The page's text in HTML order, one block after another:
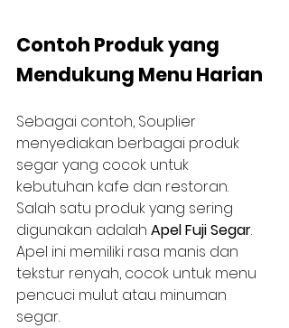
Contoh Produk yang
Mendukung Menu Harian
Sebagai contoh, Souplier
menyediakan berbagai produk
segar yang cocok untuk
kebutuhan kafe dan restoran.
Salah satu produk yang sering
digunakan adalah Apel Fuji Segar.
Apel ini memiliki rasa manis dan
tekstur renyah, cocok untuk menu
pencuci mulut atau minuman
segar.